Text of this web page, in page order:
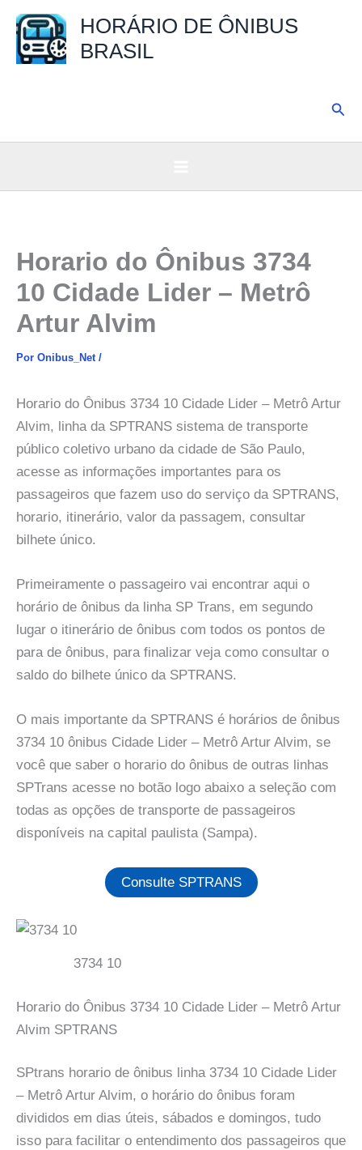
para
HORÁRIO DE ÔNIBUS
BRASIL
Horario do Ônibus 3734
10 Cidade Lider – Metrô
Artur Alvim
Por Onibus_Net /
Horario do Ônibus 3734 10 Cidade Lider – Metrô Artur
Alvim, linha da SPTRANS sistema de transporte
público coletivo urbano da cidade de São Paulo,
acesse as informações importantes para os
passageiros que fazem uso do serviço da SPTRANS,
horario, itinerário, valor da passagem, consultar
bilhete único.
Primeiramente o passageiro vai encontrar aqui o
horário de ônibus da linha SP Trans, em segundo
lugar o itinerário de ônibus com todos os pontos de
para de ônibus, para finalizar veja como consultar o
saldo do bilhete único da SPTRANS.
O mais importante da SPTRANS é horários de ônibus
3734 10 ônibus Cidade Lider – Metrô Artur Alvim, se
você que saber o horario do ônibus de outras linhas
SPTrans acesse no botão logo abaixo a seleção com
todas as opções de transporte de passageiros
disponíveis na capital paulista (Sampa).
Consulte SPTRANS
3734 10
Horario do Ônibus 3734 10 Cidade Lider – Metrô Artur
Alvim SPTRANS
SPtrans horario de ônibus linha 3734 10 Cidade Lider
– Metrô Artur Alvim, o horário do ônibus foram
divididos em dias úteis, sábados e domingos, tudo
isso para facilitar o entendimento dos passageiros que